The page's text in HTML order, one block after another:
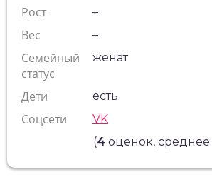
Рост –
Вес –
Семейный
статус
женат
Дети есть
Соцсети
VK
(4 оценок, среднее: